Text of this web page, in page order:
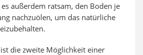
außerdem ratsam, den Boden je
nachzuölen, um das natürliche
die zweite Möglichkeit einer